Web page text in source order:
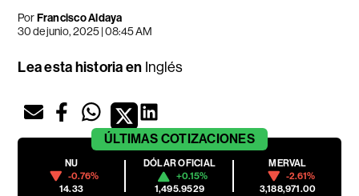
PorFrancisco Aldaya
30 de junio, 2025 | 08:45 AM
Lea esta historia en Inglés
ÚLTIMAS COTIZACIONES
NU
-0.76%
14.33
DÓLAR OFICIAL
+0.15%
1,495.9529
MERVAL
-2.61%
3,188,971.00